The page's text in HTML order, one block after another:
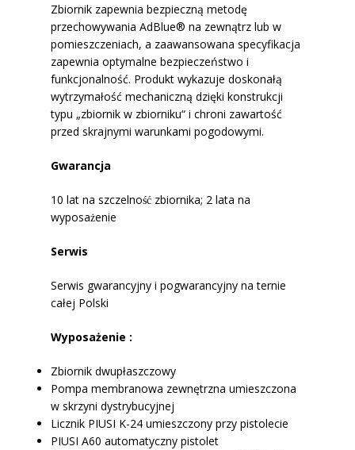
Zbiornik zapewnia bezpieczną metodę
przechowywania AdBlue® na zewnątrz lub w
pomieszczeniach, a zaawansowana specyfikacja
zapewnia optymalne bezpieczeństwo i
funkcjonalność. Produkt wykazuje doskonałą
wytrzymałość mechaniczną dzięki konstrukcji
typu „zbiornik w zbiorniku“ i chroni zawartość
przed skrajnymi warunkami pogodowymi.
Gwarancja
10 lat na szczelność zbiornika; 2 lata na
wyposażenie
Serwis
Serwis gwarancyjny i pogwarancyjny na ternie
całej Polski
Wyposażenie :
Zbiornik dwupłaszczowy
Pompa membranowa zewnętrzna umieszczona
w skrzyni dystrybucyjnej
Licznik PIUSI K-24 umieszczony przy pistolecie
PIUSI A60 automatyczny pistolet